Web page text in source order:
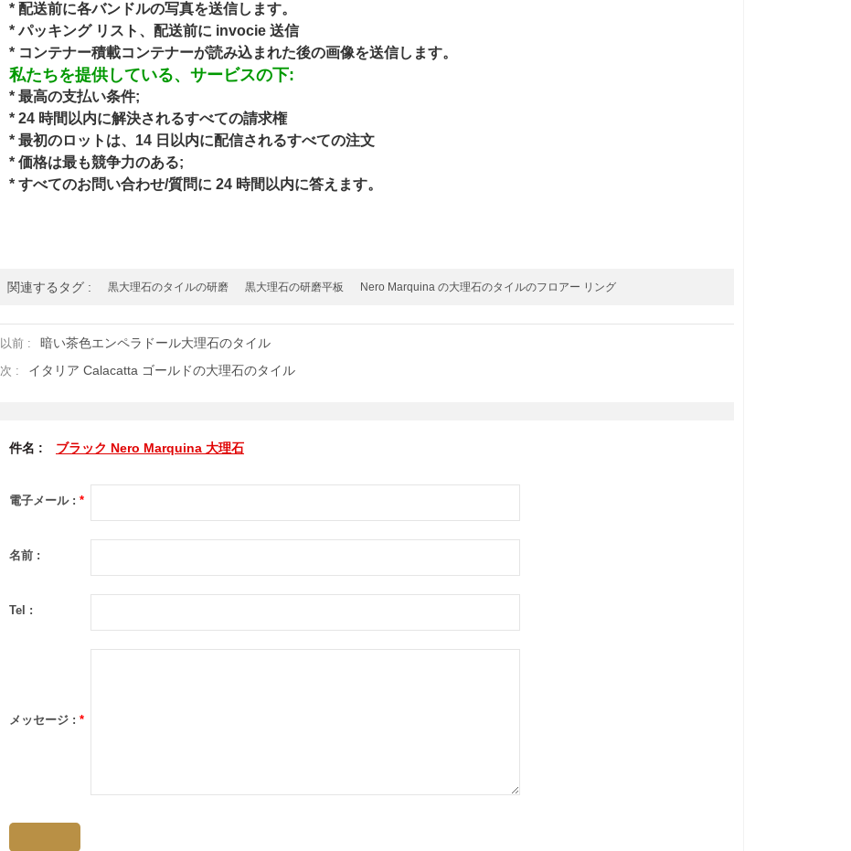
* 配送前に各バンドルの写真を送信します。
* パッキング リスト、配送前に invocie 送信
* コンテナー積載コンテナーが読み込まれた後の画像を送信します。
私たちを提供している、サービスの下:
* 最高の支払い条件;
* 24 時間以内に解決されるすべての請求権
* 最初のロットは、14 日以内に配信されるすべての注文
* 価格は最も競争力のある;
* すべてのお問い合わせ/質問に 24 時間以内に答えます。
関連するタグ : 黒大理石のタイルの研磨 黒大理石の研磨平板 Nero Marquina の大理石のタイルのフロアー リング
以前 : 暗い茶色エンペラドール大理石のタイル
次 : イタリア Calacatta ゴールドの大理石のタイル
件名 : ブラック Nero Marquina 大理石
電子メール : *
名前 :
Tel :
メッセージ : *